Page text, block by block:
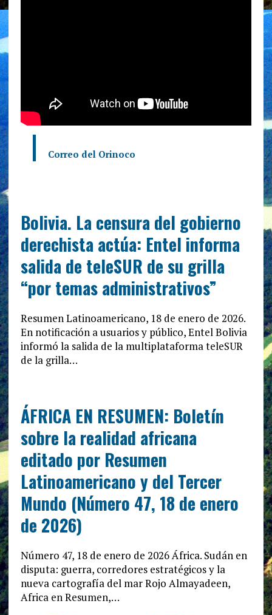
Correo del Orinoco
Bolivia. La censura del gobierno
derechista actúa: Entel informa
salida de teleSUR de su grilla
“por temas administrativos”
Resumen Latinoamericano, 18 de enero de 2026.
En notificación a usuarios y público, Entel Bolivia
informó la salida de la multiplataforma teleSUR
de la grilla…
ÁFRICA EN RESUMEN: Boletín
sobre la realidad africana
editado por Resumen
Latinoamericano y del Tercer
Mundo (Número 47, 18 de enero
de 2026)
Número 47, 18 de enero de 2026 África. Sudán en
disputa: guerra, corredores estratégicos y la
nueva cartografía del mar Rojo Almayadeen,
Africa en Resumen,…